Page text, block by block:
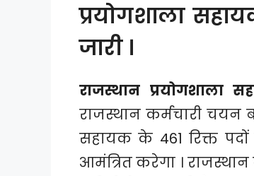
प्रयोगशाला
जारी ।
राजस्थान प्रयोगशाला
राजस्थान कर्मचारी चयन
सहायक के 461 रिक्त
आमंत्रित करेगा ।